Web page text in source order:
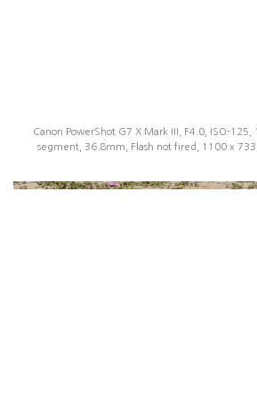
Canon PowerShot G7 X Mark III, F4.0, ISO-
segment, 36.8mm, Flash not fired, 1100 x